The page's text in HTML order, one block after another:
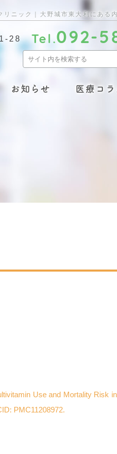
ニック｜大野城市東大利にある
28 Tel.092-
お知らせ 医療コラ
Use and Mortality Risk
PMC11208972.